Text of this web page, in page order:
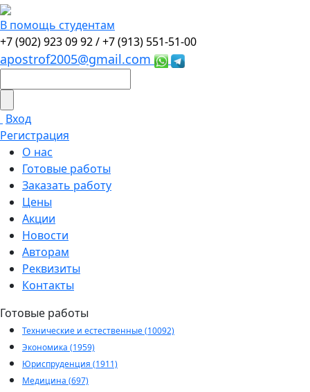
В помощь студентам
+7 (902) 923 09 92 /+7 (913) 551-51-00
apostrof2005@gmail.com
Вход
Регистрация
О нас
Готовые работы
Заказать работу
Цены
Акции
Новости
Авторам
Реквизиты
Контакты
Готовые работы
Технические и естественные (10092)
Экономика (1959)
Юриспруденция (1911)
Медицина (697)